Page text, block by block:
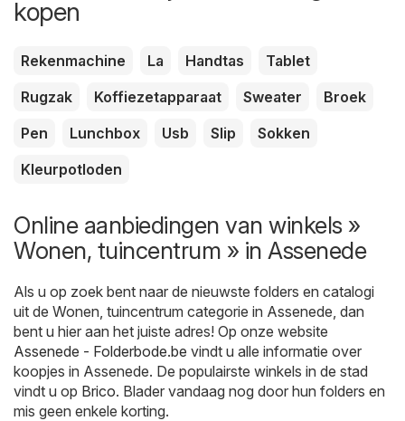
kopen
Rekenmachine La Handtas
Tablet
Rugzak
Koffiezetapparaat Sweater
Broek
Pen
Lunchbox Usb Slip
Sokken
Kleurpotloden
Online aanbiedingen van winkels »
Wonen, tuincentrum » in Assenede
Als u op zoek bent naar de nieuwste folders en catalogi
uit de Wonen, tuincentrum categorie in Assenede, dan
bent u hier aan het juiste adres! Op onze website
Assenede - Folderbode.be vindt u alle informatie over
koopjes in Assenede. De populairste winkels in de stad
vindt u op Brico. Blader vandaag nog door hun folders en
mis geen enkele korting.